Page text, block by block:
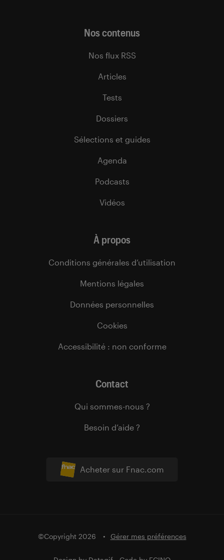
Acheter sur Fnac.com
Nos contenus
Nos flux RSS
Articles
Tests
Dossiers
Sélections et guides
Agenda
Podcasts
Vidéos
À propos
Conditions générales d’utilisation
Mentions légales
Données personnelles
Cookies
Accessibilité : non conforme
Contact
Qui sommes-nous ?
Besoin d’aide ?
©Copyright 2026 Gérer mes préférences